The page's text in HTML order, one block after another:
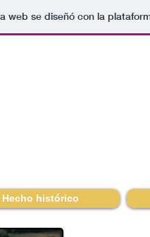
web se diseñó con la
Hecho histórico